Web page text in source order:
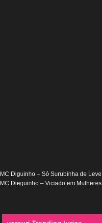
MC Diguinho – Só Surubinha de Leve
MC Dieguinho – Viciado em Mulheres